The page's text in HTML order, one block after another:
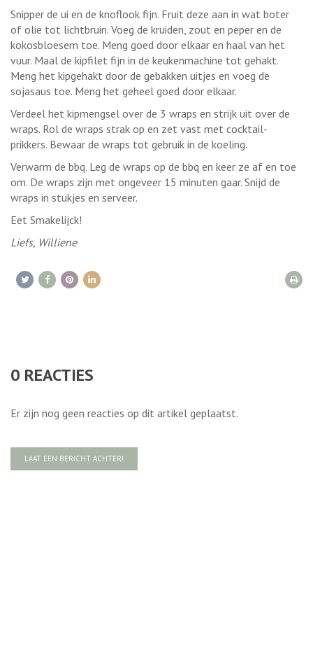
Snipper de ui en de knoflook fijn. Fruit deze aan in wat boter
of olie tot lichtbruin. Voeg de kruiden, zout en peper en de
kokosbloesem toe. Meng goed door elkaar en haal van het
vuur. Maal de kipfilet fijn in de keukenmachine tot gehakt.
Meng het kipgehakt door de gebakken uitjes en voeg de
sojasaus toe. Meng het geheel goed door elkaar.
Verdeel het kipmengsel over de 3 wraps en strijk uit over de
wraps. Rol de wraps strak op en zet vast met cocktail-
prikkers. Bewaar de wraps tot gebruik in de koeling.
Verwarm de bbq. Leg de wraps op de bbq en keer ze af en toe
om. De wraps zijn met ongeveer 15 minuten gaar. Snijd de
wraps in stukjes en serveer.
Eet Smakelijck!
Liefs, Williene
0 REACTIES
Er zijn nog geen reacties op dit artikel geplaatst.
LAAT EEN BERICHT ACHTER!